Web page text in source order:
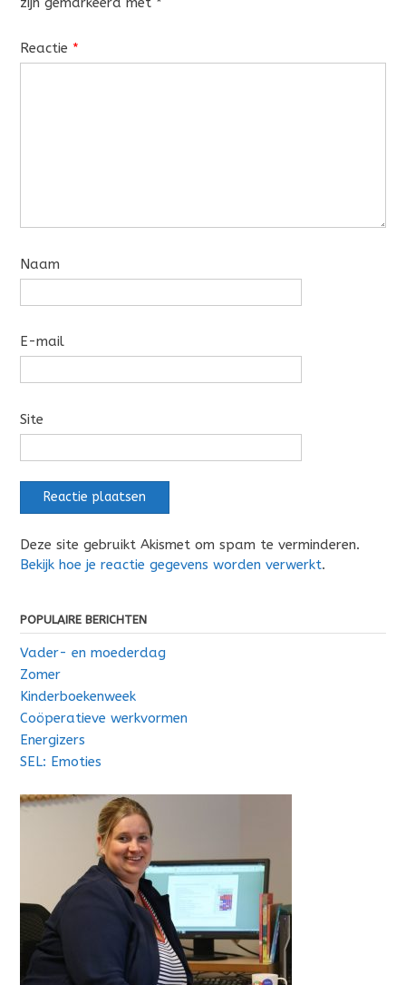
Reactie *
Naam
E-mail
Site
Deze site gebruikt Akismet om spam te verminderen.
Bekijk hoe je reactie gegevens worden verwerkt.
POPULAIRE BERICHTEN
Vader- en moederdag
Zomer
Kinderboekenweek
Coöperatieve werkvormen
Energizers
SEL: Emoties